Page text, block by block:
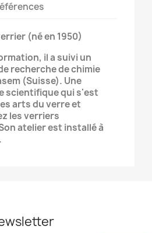
(né en 1950)
il a suivi un
recherche de chimie
(Suisse). Une
scientifique qui s'est
arts du verre et
les verriers
atelier est installé à